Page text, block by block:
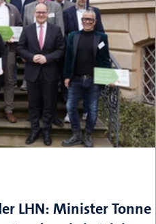
LHN: Minister Tonne